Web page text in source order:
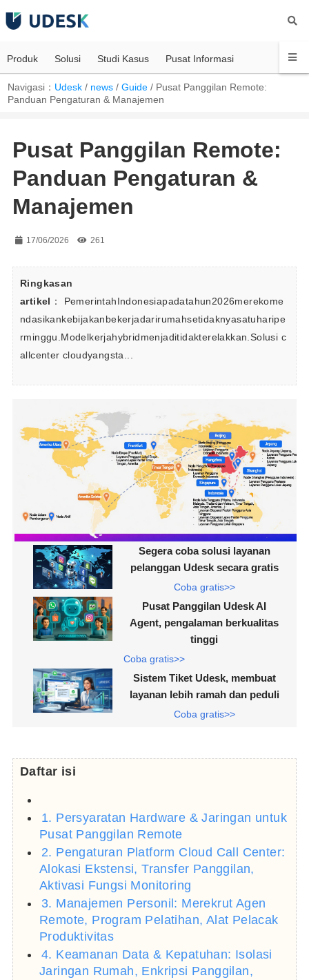
Produk Solusi Studi Kasus Pusat Informasi
Navigasi： Udesk / news /Guide / Pusat Panggilan Remote:
Panduan Pengaturan & Manajemen
Pusat Panggilan Remote:
Panduan Pengaturan &
Manajemen
17/06/2026 261
Ringkasan
artikel ： PemerintahIndonesiapadatahun2026merekome
ndasikankebijakanbekerjadarirumahsetidaknyasatuharipe
rminggu.Modelkerjahybridmenjaditidakterelakkan.Solusi c
allcenter cloudyangsta...
Segera coba solusi layanan
pelanggan Udesk secara gratis
Coba gratis>>
Pusat Panggilan Udesk AI
Agent, pengalaman berkualitas
tinggi
Coba gratis>>
Sistem Tiket Udesk, membuat
layanan lebih ramah dan peduli
Coba gratis>>
Daftar isi
1. Persyaratan Hardware & Jaringan untuk
Pusat Panggilan Remote
2. Pengaturan Platform Cloud Call Center:
Alokasi Ekstensi, Transfer Panggilan,
Aktivasi Fungsi Monitoring
3. Manajemen Personil: Merekrut Agen
Remote, Program Pelatihan, Alat Pelacak
Produktivitas
4. Keamanan Data & Kepatuhan: Isolasi
Jaringan Rumah, Enkripsi Panggilan,